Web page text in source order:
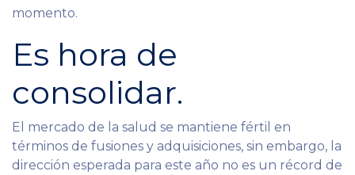
momento.
Es hora de
consolidar.
El mercado de la salud se mantiene fértil en
términos de fusiones y adquisiciones, sin embargo, la
dirección esperada para este año no es un récord de